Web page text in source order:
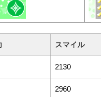
スマイル
2130
2960